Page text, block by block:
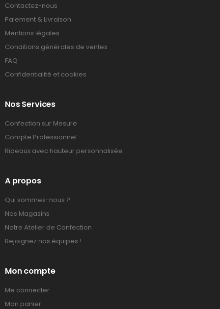
Contactez-nous
Paiement & Livraison
Mentions légales
Conditions générales de ventes
FAQ
Confidentialité et cookies
Nos Services
Confection sur Mesure
Compte Professionnel
Rideaux avec hauteur personnalisée
A propos
Qui sommes-nous ?
Nos Magasins
Notre Atelier de Confection
Rejoignez nos équipes !
Mon compte
Me connecter
Mon panier